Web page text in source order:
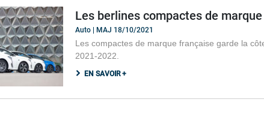
Les berlines compactes de
Auto | MAJ 18/10/2021
Les compactes de marque française garde la
2021-2022.
EN SAVOIR +